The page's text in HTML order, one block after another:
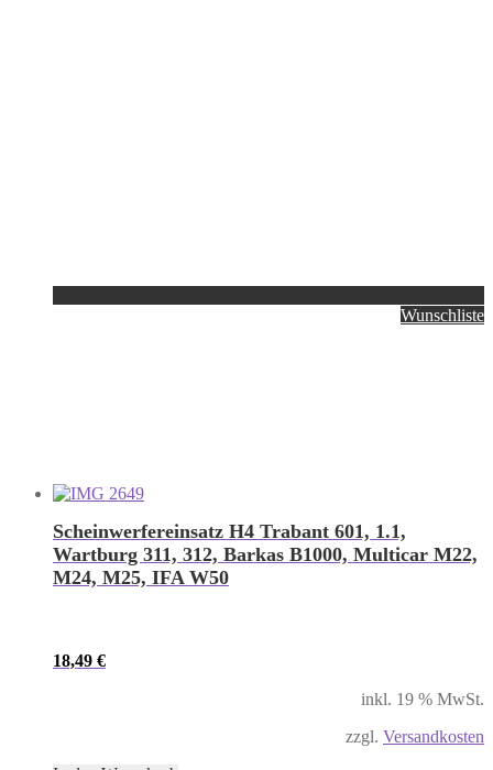
Wunschliste
Scheinwerfereinsatz H4 Trabant 601, 1.1,
Wartburg 311, 312, Barkas B1000, Multicar M22,
M24, M25, IFA W50
18,49 €
inkl. 19 % MwSt.
zzgl. Versandkosten